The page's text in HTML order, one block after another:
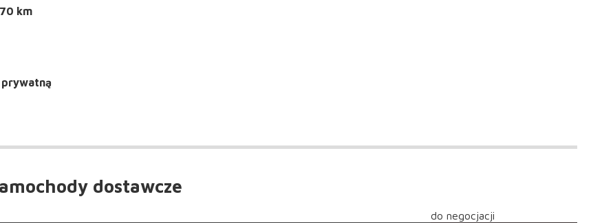
km
dostawcze
do negocjacji